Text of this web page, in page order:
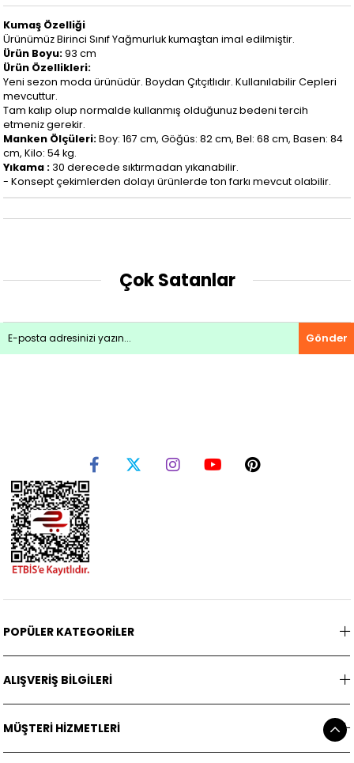
Kumaş Özelliği
Ürünümüz Birinci Sınıf Yağmurluk kumaştan imal edilmiştir.
Ürün Boyu:93 cm
Ürün Özellikleri:
Yeni sezon moda ürünüdür. Boydan Çıtçıtlıdır. Kullanılabilir Cepleri
mevcuttur.
Tam kalıp olup normalde kullanmış olduğunuz bedeni tercih
etmeniz gerekir.
Manken Ölçüleri:Boy: 167 cm, Göğüs: 82 cm, Bel: 68 cm, Basen: 84
cm, Kilo: 54 kg.
Yıkama : 30 derecede sıktırmadan yıkanabilir.
- Konsept çekimlerden dolayı ürünlerde ton farkı mevcut olabilir.
Çok Satanlar
Gönder
POPÜLER KATEGORİLER
ALIŞVERİŞ BİLGİLERİ
MÜŞTERİ HİZMETLERİ